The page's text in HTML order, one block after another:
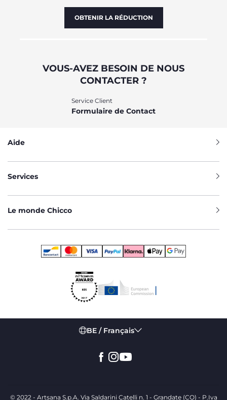
OBTENIR LA RÉDUCTION
VOUS-AVEZ BESOIN DE NOUS
CONTACTER ?
Service Client
Formulaire de Contact
Aide
Services
Le monde Chicco
BE / Français
© 2022 - Artsana S.p.A. Via Saldarini Catelli n. 1 - Grandate (CO) - P.Iva